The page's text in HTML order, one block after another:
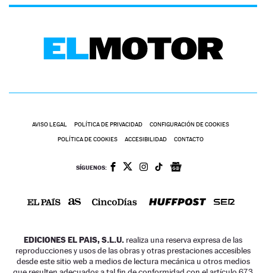
AVISO LEGAL POLÍTICA DE PRIVACIDAD CONFIGURACIÓN DE COOKIES
POLÍTICA DE COOKIES ACCESIBILIDAD CONTACTO
SÍGUENOS:
EDICIONES EL PAIS, S.L.U. realiza una reserva expresa de las
reproducciones y usos de las obras y otras prestaciones accesibles
desde este sitio web a medios de lectura mecánica u otros medios